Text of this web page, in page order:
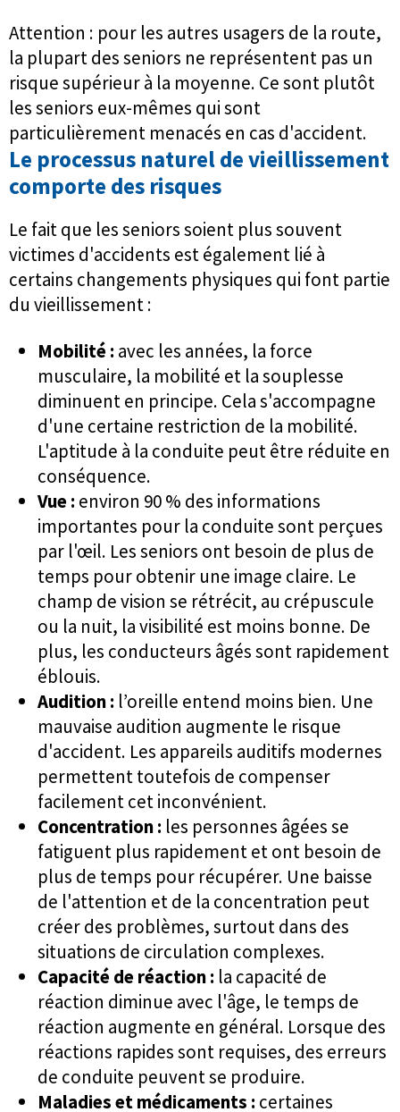
Attention : pour les autres usagers de la route,
la plupart des seniors ne représentent pas un
risque supérieur à la moyenne. Ce sont plutôt
les seniors eux-mêmes qui sont
particulièrement menacés en cas d'accident.
Le processus naturel de vieillissement
comporte des risques
Le fait que les seniors soient plus souvent
victimes d'accidents est également lié à
certains changements physiques qui font partie
du vieillissement :
Mobilité : avec les années, la force
musculaire, la mobilité et la souplesse
diminuent en principe. Cela s'accompagne
d'une certaine restriction de la mobilité.
L'aptitude à la conduite peut être réduite en
conséquence.
Vue : environ 90 % des informations
importantes pour la conduite sont perçues
par l'œil. Les seniors ont besoin de plus de
temps pour obtenir une image claire. Le
champ de vision se rétrécit, au crépuscule
ou la nuit, la visibilité est moins bonne. De
plus, les conducteurs âgés sont rapidement
éblouis.
Audition : l’oreille entend moins bien. Une
mauvaise audition augmente le risque
d'accident. Les appareils auditifs modernes
permettent toutefois de compenser
facilement cet inconvénient.
Concentration : les personnes âgées se
fatiguent plus rapidement et ont besoin de
plus de temps pour récupérer. Une baisse
de l'attention et de la concentration peut
créer des problèmes, surtout dans des
situations de circulation complexes.
Capacité de réaction : la capacité de
réaction diminue avec l'âge, le temps de
réaction augmente en général. Lorsque des
réactions rapides sont requises, des erreurs
de conduite peuvent se produire.
Maladies et médicaments : certaines